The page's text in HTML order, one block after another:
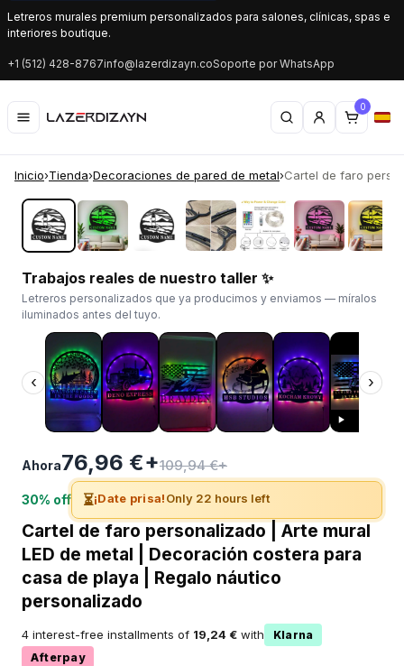
Letreros murales premium personalizados para salones, clínicas, spas e
interiores boutique.
+1 (512) 428-8767info@lazerdizayn.coSoporte por WhatsApp
0
Inicio›Tienda›Decoraciones de pared de metal›Cartel de faro
‹ ›
Trabajos reales de nuestro taller ✨
Letreros personalizados que ya producimos y enviamos — míralos
iluminados antes del tuyo.
‹ ›
Ahora76,96 €+109,94 €+
30% off ⏳¡Date prisa!Only 22 hours left
Cartel de faro personalizado | Arte mural
LED de metal | Decoración costera para
casa de playa | Regalo náutico
personalizado
4 interest-free installments of 19,24 € with
Klarna
Afterpay